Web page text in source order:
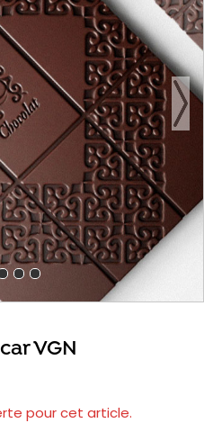
VGN
pour cet article.